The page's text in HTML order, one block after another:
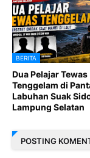
BERITA
Dua Pelajar Tewas
Tenggelam di
Labuhan Suak
Lampung Selatan
POSTING